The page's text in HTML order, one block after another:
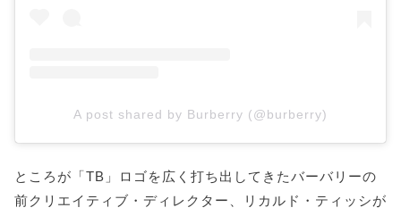
A post shared by Burberry (@burberry)
ところが「TB」ロゴを広く打ち出してきたバーバリーの
前クリエイティブ・ディレクター、リカルド・ティッシが